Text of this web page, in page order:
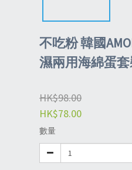
不吃粉 韓國
濕兩用海綿蛋
HK$98.00
HK$78.00
數量